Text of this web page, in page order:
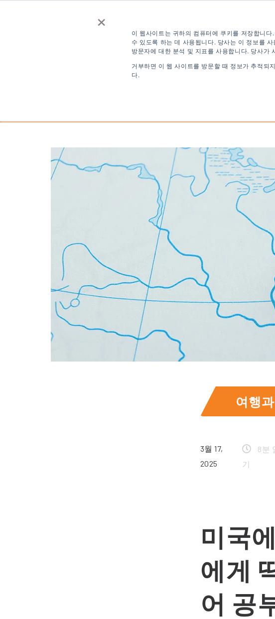
×
이 웹사이트는 귀하의 컴퓨터에 쿠키를 저장합니
수 있도록 하는 데 사용됩니다. 당사는 이 정보를
방문자에 대한 분석 및 지표를 사용합니다. 당사가
거부하면 이 웹 사이트를 방문할 때 정보가 추적되
다.
KO
여행
3월 17,
2025
8분
기
미국
에게
어 공